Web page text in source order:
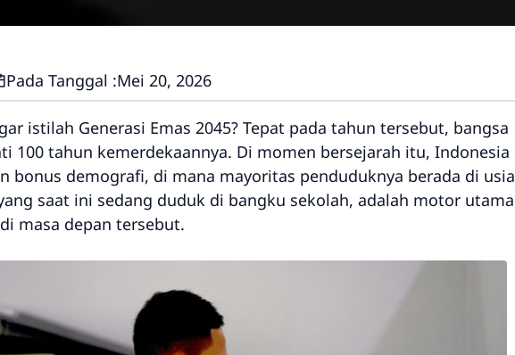
Pada Tanggal :Mei 20, 2026
istilah Generasi Emas 2045? Tepat pada tahun tersebut, bangsa
100 tahun kemerdekaannya. Di momen bersejarah itu, Indonesia
bonus demografi, di mana mayoritas penduduknya berada di usia
saat ini sedang duduk di bangku sekolah, adalah motor utama
masa depan tersebut.